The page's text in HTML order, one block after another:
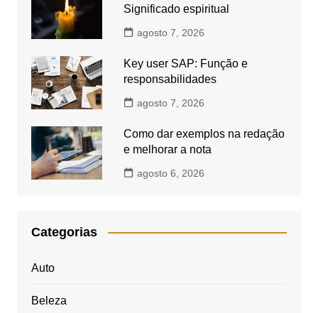
Significado espiritual
agosto 7, 2026
Key user SAP: Função e
responsabilidades
agosto 7, 2026
Como dar exemplos na redação
e melhorar a nota
agosto 6, 2026
Categorias
Auto
Beleza